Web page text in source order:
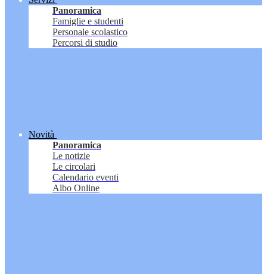
Panoramica
Famiglie e studenti
Personale scolastico
Percorsi di studio
Novità
Panoramica
Le notizie
Le circolari
Calendario eventi
Albo Online